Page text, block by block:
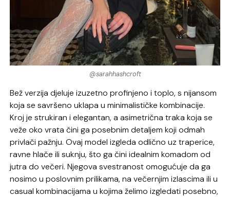
@sarahhashcroft
Bež verzija djeluje izuzetno profinjeno i toplo, s nijansom
koja se savršeno uklapa u minimalističke kombinacije.
Kroj je strukiran i elegantan, a asimetrična traka koja se
veže oko vrata čini ga posebnim detaljem koji odmah
privlači pažnju. Ovaj model izgleda odlično uz traperice,
ravne hlače ili suknju, što ga čini idealnim komadom od
jutra do večeri. Njegova svestranost omogućuje da ga
nosimo u poslovnim prilikama, na večernjim izlascima ili u
casual kombinacijama u kojima želimo izgledati posebno,